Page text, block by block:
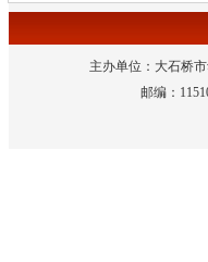
主办单位：大石桥
邮编：